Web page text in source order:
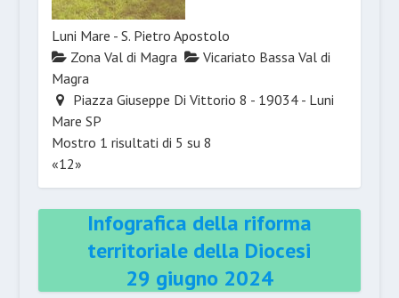
Luni Mare - S. Pietro Apostolo
Zona Val di Magra
Vicariato Bassa Val di
Magra
Piazza Giuseppe Di Vittorio 8 - 19034 - Luni
Mare SP
Mostro 1 risultati di 5 su 8
«12»
Infografica della riforma
territoriale della Diocesi
29 giugno 2024